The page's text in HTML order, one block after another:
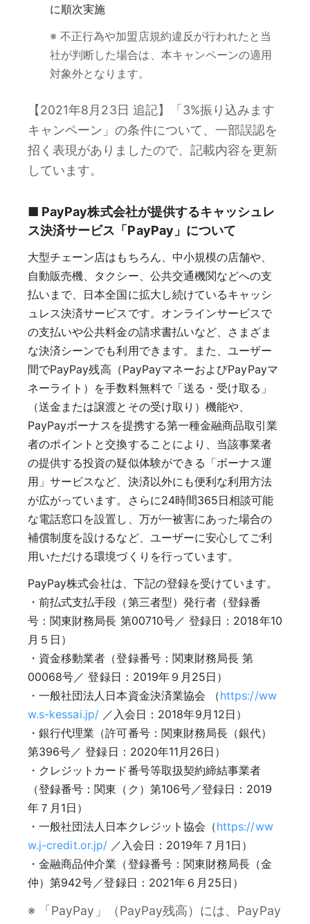
に順次実施
※ 不正行為や加盟店規約違反が行われたと当
社が判断した場合は、本キャンペーンの適用
対象外となります。
【2021年8月23日 追記】「3%振り込みます
キャンペーン」の条件について、一部誤認を
招く表現がありましたので、記載内容を更新
しています。
■ PayPay株式会社が提供するキャッシュレ
ス決済サービス「PayPay」について
大型チェーン店はもちろん、中小規模の店舗や、
自動販売機、タクシー、公共交通機関などへの支
払いまで、日本全国に拡大し続けているキャッシ
ュレス決済サービスです。オンラインサービスで
の支払いや公共料金の請求書払いなど、さまざま
な決済シーンでも利用できます。また、ユーザー
間でPayPay残高（PayPayマネーおよびPayPayマ
ネーライト）を手数料無料で「送る・受け取る」
（送金または譲渡とその受け取り）機能や、
PayPayボーナスを提携する第一種金融商品取引業
者のポイントと交換することにより、当該事業者
の提供する投資の疑似体験ができる「ボーナス運
用」サービスなど、決済以外にも便利な利用方法
が広がっています。さらに24時間365日相談可能
な電話窓口を設置し、万が一被害にあった場合の
補償制度を設けるなど、ユーザーに安心してご利
用いただける環境づくりを行っています。
PayPay株式会社は、下記の登録を受けています。
・前払式支払手段（第三者型）発行者（登録番
号：関東財務局長 第00710号／ 登録日：2018年10
月５日）
・資金移動業者（登録番号：関東財務局長 第
00068号／ 登録日：2019年９月25日）
・一般社団法人日本資金決済業協会 （https://ww
w.s-kessai.jp/／入会日：2018年9月12日）
・銀行代理業（許可番号：関東財務局長（銀代）
第396号／ 登録日：2020年11月26日）
・クレジットカード番号等取扱契約締結事業者
（登録番号：関東（ク）第106号／登録日：2019
年７月1日）
・一般社団法人日本クレジット協会（https://ww
w.j-credit.or.jp/ ／入会日：2019年７月1日）
・金融商品仲介業（登録番号：関東財務局長（金
仲）第942号／登録日：2021年６月25日）
※ 「PayPay」（PayPay残高）には、PayPay